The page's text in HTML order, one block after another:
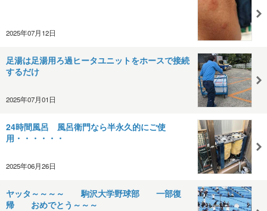
2025年07月12日
足湯は足湯用ろ過ヒータユニットをホースで接続
するだけ
2025年07月01日
24時間風呂 風呂衛門なら半永久的にご使
用・・・・・・
2025年06月26日
ヤッタ～～～～ 駒沢大学野球部 一部復
帰 おめでとう～～～